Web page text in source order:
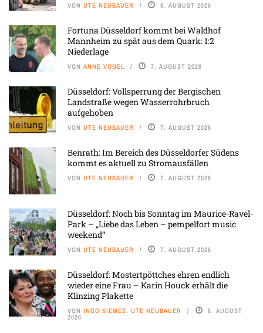
VON UTE NEUBAUER 8. AUGUST 2026
Fortuna Düsseldorf kommt bei Waldhof
Mannheim zu spät aus dem Quark: 1:2
Niederlage
VON ANNE VOGEL 7. AUGUST 2026
Düsseldorf: Vollsperrung der Bergischen
Landstraße wegen Wasserrohrbruch
aufgehoben
VON UTE NEUBAUER 7. AUGUST 2026
Benrath: Im Bereich des Düsseldorfer Südens
kommt es aktuell zu Stromausfällen
VON UTE NEUBAUER 7. AUGUST 2026
Düsseldorf: Noch bis Sonntag im Maurice-Ravel-
Park – „Liebe das Leben – pempelfort music
weekend“
VON UTE NEUBAUER 7. AUGUST 2026
Düsseldorf: Mostertpöttches ehren endlich
wieder eine Frau – Karin Houck erhält die
Klinzing Plakette
VON INGO SIEMES, UTE NEUBAUER 6. AUGUST
2026